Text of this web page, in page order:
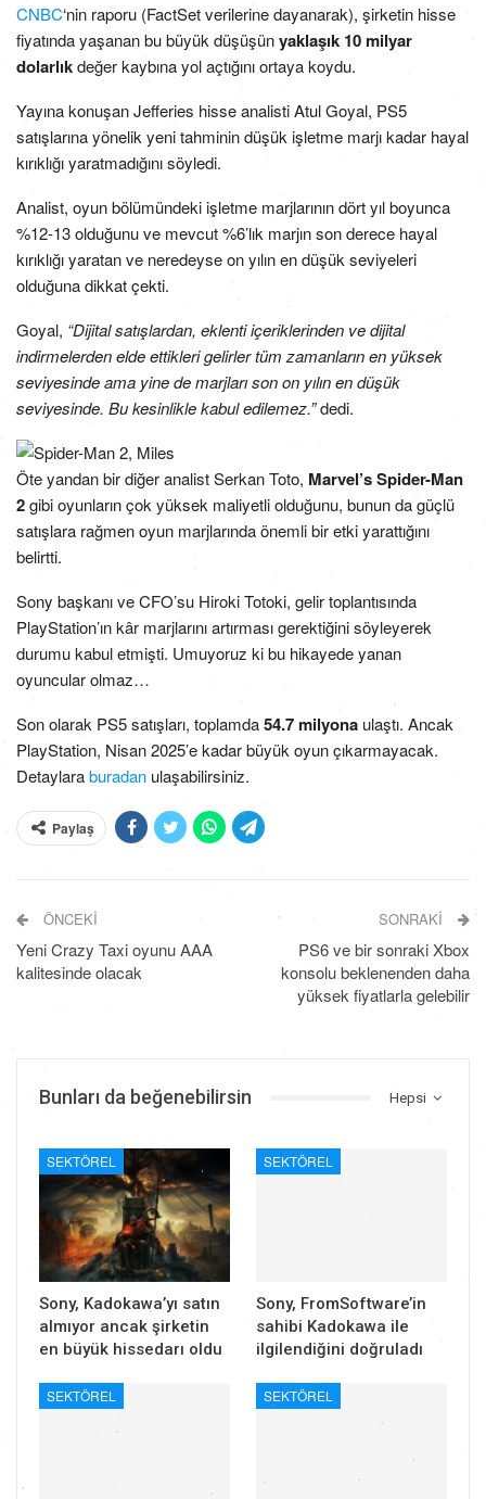
CNBC‘nin raporu (FactSet verilerine dayanarak), şirketin hisse
fiyatında yaşanan bu büyük düşüşünyaklaşık 10 milyar
dolarlıkdeğer kaybına yol açtığını ortaya koydu.
Yayına konuşan Jefferies hisse analisti Atul Goyal, PS5
satışlarına yönelik yeni tahminin düşük işletme marjı kadar hayal
kırıklığı yaratmadığını söyledi.
Analist, oyun bölümündeki işletme marjlarının dört yıl boyunca
%12-13 olduğunu ve mevcut %6’lık marjın son derece hayal
kırıklığı yaratan ve neredeyse on yılın en düşük seviyeleri
olduğuna dikkat çekti.
Goyal, “Dijital satışlardan, eklenti içeriklerinden ve dijital
indirmelerden elde ettikleri gelirler tüm zamanların en yüksek
seviyesinde ama yine de marjları son on yılın en düşük
seviyesinde. Bu kesinlikle kabul edilemez.”dedi.
Öte yandan bir diğer analist Serkan Toto, Marvel’s Spider-Man
2gibi oyunların çok yüksek maliyetli olduğunu, bunun da güçlü
satışlara rağmen oyun marjlarında önemli bir etki yarattığını
belirtti.
Sony başkanı ve CFO’su Hiroki Totoki, gelir toplantısında
PlayStation’ın kâr marjlarını artırması gerektiğini söyleyerek
durumu kabul etmişti. Umuyoruz ki bu hikayede yanan
oyuncular olmaz…
Son olarak PS5 satışları, toplamda54.7 milyona ulaştı. Ancak
PlayStation, Nisan 2025’e kadar büyük oyun çıkarmayacak.
Detaylaraburadan ulaşabilirsiniz.
Paylaş
ÖNCEKI
Yeni Crazy Taxi oyunu AAA
kalitesinde olacak
SONRAKI
PS6 ve bir sonraki Xbox
konsolu beklenenden daha
yüksek fiyatlarla gelebilir
Hepsi
Bunları da beğenebilirsin
SEKTÖREL
Sony, Kadokawa’yı satın
almıyor ancak şirketin
en büyük hissedarı oldu
SEKTÖREL
Sony, FromSoftware’in
sahibi Kadokawa ile
ilgilendiğini doğruladı
SEKTÖREL SEKTÖREL